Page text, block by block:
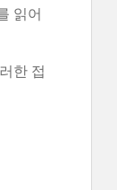
읽어
한 접